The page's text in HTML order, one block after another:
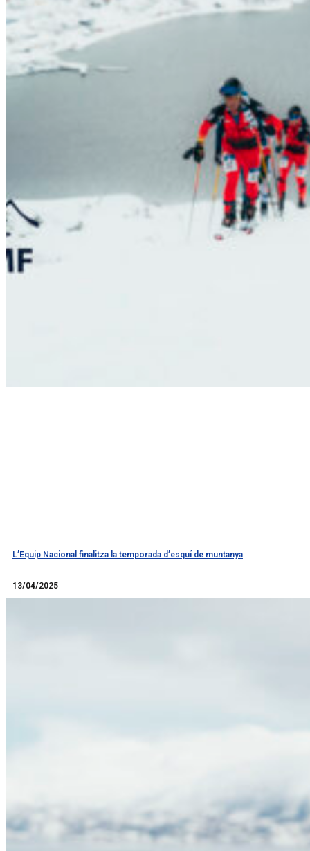
L’Equip Nacional finalitza la temporada d’esquí de muntanya
13/04/2025